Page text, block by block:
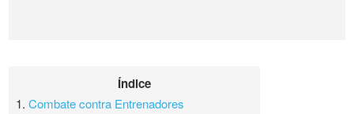
Índice
1.Combate contra Entrenadores